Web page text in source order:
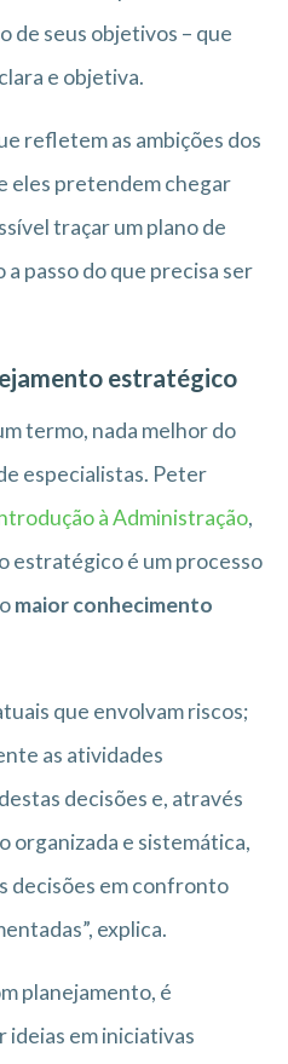
de seus objetivos – que
e objetiva.
refletem as ambições dos
eles pretendem chegar
traçar um plano de
passo do que precisa ser
estratégico
termo, nada melhor do
especialistas. Peter
à Administração,
estratégico é um processo
maior conhecimento
que envolvam riscos;
as atividades
decisões e, através
organizada e sistemática,
decisões em confronto
explica.
planejamento, é
ideias em iniciativas